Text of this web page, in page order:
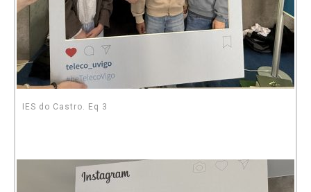
IES do Castro. Eq 3